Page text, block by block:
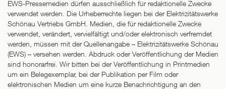
EWS-Pressemedien dürfen ausschließlich für redaktionelle Zwecke
verwendet werden. Die Urheberrechte liegen bei der Elektrizitätswerke
Schönau Vertriebs GmbH. Medien, die für redaktionelle Zwecke
verwendet, verändert, vervielfältigt und/oder elektronisch verfremdet
werden, müssen mit der Quellenangabe – Elektrizitätswerke Schönau
(EWS) – versehen werden. Abdruck oder Veröffentlichung der Medien
sind honorarfrei. Wir bitten bei der Veröffentlichung in Printmedien
um ein Belegexemplar, bei der Publikation per Film oder
elektronischen Medien um eine kurze Benachrichtigung an den